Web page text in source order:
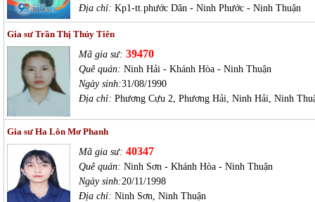
Địa chỉ: Kp1-tt.phước Dân - Ninh Phước - Ninh Thuận
Gia sư Trần Thị Thủy Tiên
Mã gia sư: 39470
Quê quán: Ninh Hải - Khánh Hòa - Ninh Thuận
Ngày sinh:31/08/1990
Địa chỉ: Phương Cựu 2, Phương Hải, Ninh Hải, Ninh
Gia sư Ha Lôn Mơ Phanh
Mã gia sư: 40347
Quê quán: Ninh Sơn - Khánh Hòa - Ninh Thuận
Ngày sinh:20/11/1998
Địa chỉ: Ninh Sơn, Ninh Thuận